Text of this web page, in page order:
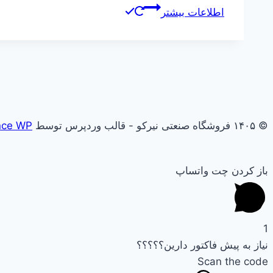
اطلاعات بیشتر
© ۱۴۰۵ فروشگاه صنعتی نیرکو - قالب وردپرس توسط WP
باز کردن چت واتساپ
1
نیاز به پیش فاکتور دارین؟؟؟؟؟
Scan the code